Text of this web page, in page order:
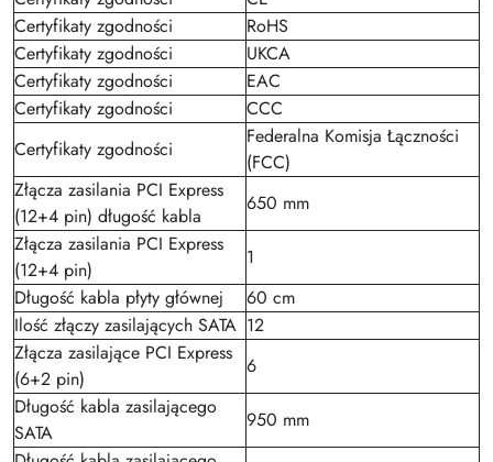
Certyfikaty zgodności
RoHS
Certyfikaty zgodności
UKCA
Certyfikaty zgodności
EAC
Certyfikaty zgodności
CCC
Certyfikaty zgodności
Federalna Komisja Łączności
(FCC)
Złącza zasilania PCI Express
(12+4 pin) długość kabla
650 mm
Złącza zasilania PCI Express
(12+4 pin)
1
Długość kabla płyty głównej
60 cm
Ilość złączy zasilających SATA 12
Złącza zasilające PCI Express
(6+2 pin)
6
Długość kabla zasilającego
SATA
950 mm